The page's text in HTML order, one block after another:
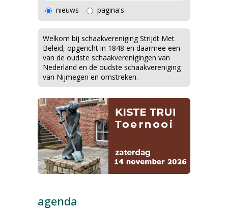
nieuws pagina's
Welkom bij schaakvereniging Strijdt Met
Beleid, opgericht in 1848 en daarmee een
van de oudste schaakverenigingen van
Nederland en de oudste schaakvereniging
van Nijmegen en omstreken.
agenda